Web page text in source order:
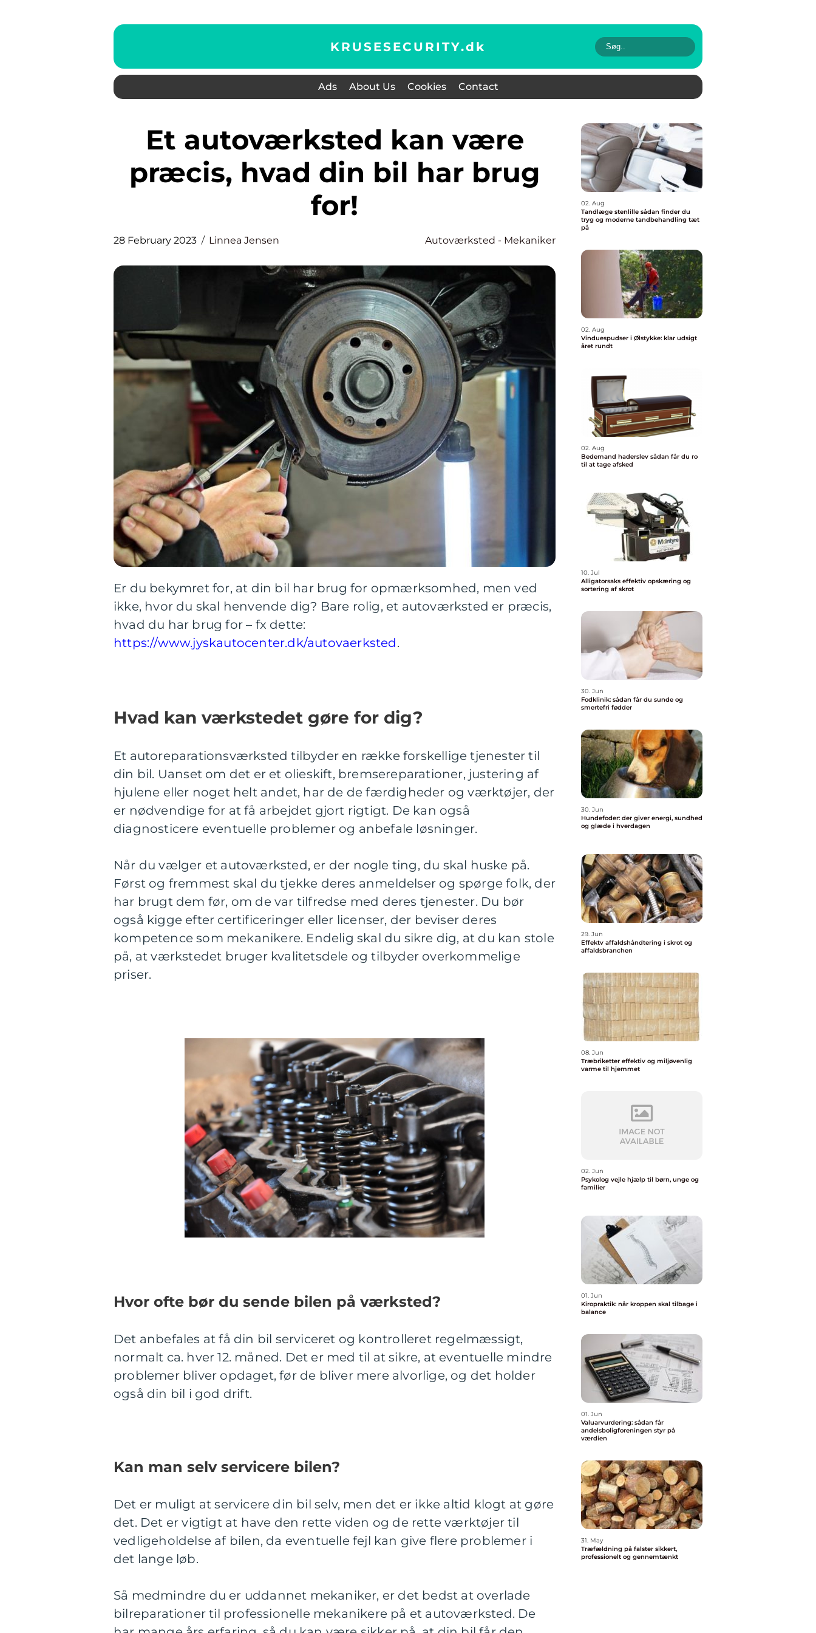
KRUSESECURITY.dk
Ads About Us Cookies Contact
Et autoværksted kan være
præcis, hvad din bil har brug
for!
28 February 2023 Linnea Jensen Autoværksted - Mekaniker
Er du bekymret for, at din bil har brug for opmærksomhed, men ved
ikke, hvor du skal henvende dig? Bare rolig, et autoværksted er præcis,
hvad du har brug for – fx dette:
https://www.jyskautocenter.dk/autovaerksted.
Hvad kan værkstedet gøre for dig?
Et autoreparationsværksted tilbyder en række forskellige tjenester til
din bil. Uanset om det er et olieskift, bremsereparationer, justering af
hjulene eller noget helt andet, har de de færdigheder og værktøjer, der
er nødvendige for at få arbejdet gjort rigtigt. De kan også
diagnosticere eventuelle problemer og anbefale løsninger.
Når du vælger et autoværksted, er der nogle ting, du skal huske på.
Først og fremmest skal du tjekke deres anmeldelser og spørge folk, der
har brugt dem før, om de var tilfredse med deres tjenester. Du bør
også kigge efter certificeringer eller licenser, der beviser deres
kompetence som mekanikere. Endelig skal du sikre dig, at du kan stole
på, at værkstedet bruger kvalitetsdele og tilbyder overkommelige
priser.
Hvor ofte bør du sende bilen på værksted?
Det anbefales at få din bil serviceret og kontrolleret regelmæssigt,
normalt ca. hver 12. måned. Det er med til at sikre, at eventuelle mindre
problemer bliver opdaget, før de bliver mere alvorlige, og det holder
også din bil i god drift.
Kan man selv servicere bilen?
Det er muligt at servicere din bil selv, men det er ikke altid klogt at gøre
det. Det er vigtigt at have den rette viden og de rette værktøjer til
vedligeholdelse af bilen, da eventuelle fejl kan give flere problemer i
det lange løb.
Så medmindre du er uddannet mekaniker, er det bedst at overlade
bilreparationer til professionelle mekanikere på et autoværksted. De
02. Aug
Tandlæge stenlille sådan finder du
tryg og moderne tandbehandling tæt
på
02. Aug
Vinduespudser i Ølstykke: klar udsigt
året rundt
02. Aug
Bedemand haderslev sådan får du ro
til at tage afsked
10. Jul
Alligatorsaks effektiv opskæring og
sortering af skrot
30. Jun
Fodklinik: sådan får du sunde og
smertefri fødder
30. Jun
Hundefoder: der giver energi, sundhed
og glæde i hverdagen
29. Jun
Effektv affaldshåndtering i skrot og
affaldsbranchen
08. Jun
Træbriketter effektiv og miljøvenlig
varme til hjemmet
02. Jun
Psykolog vejle hjælp til børn, unge og
familier
01. Jun
Kiropraktik: når kroppen skal tilbage i
balance
01. Jun
Valuarvurdering: sådan får
andelsboligforeningen styr på
værdien
31. May
Træfældning på falster sikkert,
professionelt og gennemtænkt